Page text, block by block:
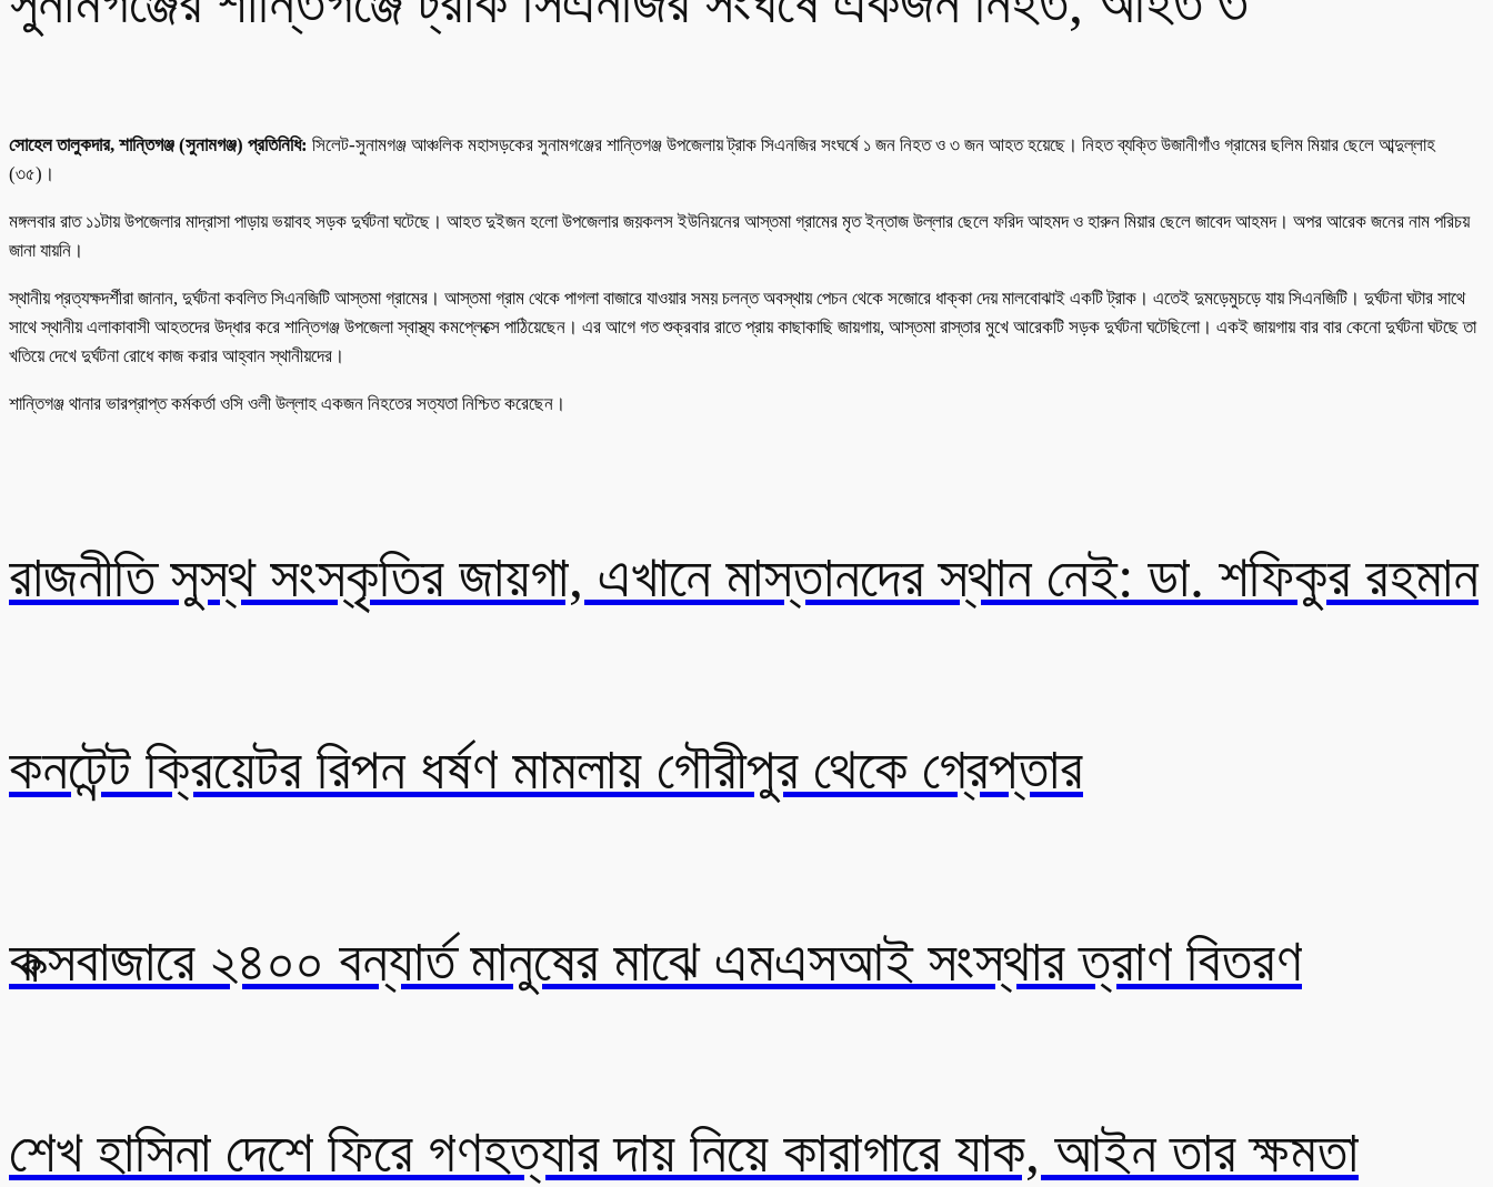
সোহেল তালুকদার, শান্তিগঞ্জ (সুনামগঞ্জ) প্রতিনিধি: সিলেট-সুনামগঞ্জ আঞ্চলিক মহাসড়কের সুনামগঞ্জের শান্তিগঞ্জ উপজেলায় ট্রাক সিএনজির সংঘর্ষে ১ জন নিহত ও ৩ জন আহত হয়েছে। নিহত ব্যক্তি উজানীগাঁও গ্রামের ছলিম মিয়ার ছেলে আব্দুল্লাহ
(৩৫)।
মঙ্গলবার রাত ১১টায় উপজেলার মাদ্রাসা পাড়ায় ভয়াবহ সড়ক দুর্ঘটনা ঘটেছে। আহত দুইজন হলো উপজেলার জয়কলস ইউনিয়নের আস্তমা গ্রামের মৃত ইন্তাজ উল্লার ছেলে ফরিদ আহমদ ও হারুন মিয়ার ছেলে জাবেদ আহমদ। অপর আরেক জনের নাম পরিচয়
জানা যায়নি।
স্থানীয় প্রত্যক্ষদর্শীরা জানান, দুর্ঘটনা কবলিত সিএনজিটি আস্তমা গ্রামের। আস্তমা গ্রাম থেকে পাগলা বাজারে যাওয়ার সময় চলন্ত অবস্থায় পেচন থেকে সজোরে ধাক্কা দেয় মালবোঝাই একটি ট্রাক। এতেই দুমড়েমুচড়ে যায় সিএনজিটি। দুর্ঘটনা ঘটার সাথে
সাথে স্থানীয় এলাকাবাসী আহতদের উদ্ধার করে শান্তিগঞ্জ উপজেলা স্বাস্থ্য কমপ্লেক্সে পাঠিয়েছেন। এর আগে গত শুক্রবার রাতে প্রায় কাছাকাছি জায়গায়, আস্তমা রাস্তার মুখে আরেকটি সড়ক দুর্ঘটনা ঘটেছিলো। একই জায়গায় বার বার কেনো দুর্ঘটনা ঘটছে তা
খতিয়ে দেখে দুর্ঘটনা রোধে কাজ করার আহ্বান স্থানীয়দের।
শান্তিগঞ্জ থানার ভারপ্রাপ্ত কর্মকর্তা ওসি ওলী উল্লাহ একজন নিহতের সত্যতা নিশ্চিত করেছেন।
রাজনীতি সুস্থ সংস্কৃতির জায়গা, এখানে মাস্তানদের স্থান নেই: ডা. শফিকুর রহমান
কনটেন্ট ক্রিয়েটর রিপন ধর্ষণ মামলায় গৌরীপুর থেকে গ্রেপ্তার
কক্সবাজারে ২৪০০ বন্যার্ত মানুষের মাঝে এমএসআই সংস্থার ত্রাণ বিতরণ
শেখ হাসিনা দেশে ফিরে গণহত্যার দায় নিয়ে কারাগারে যাক, আইন তার ক্ষমতা